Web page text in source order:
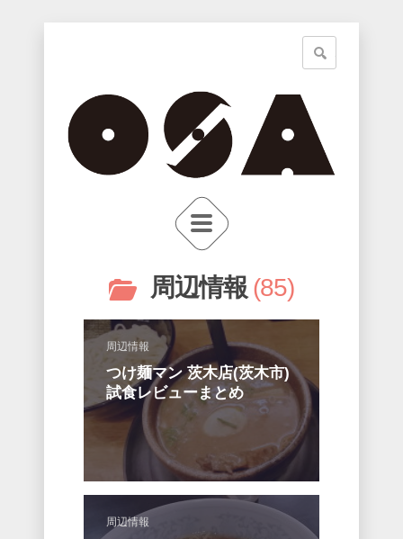
周辺情報 85
周辺情報
つけ麺マン 茨木店(茨木市)
試食レビューまとめ
周辺情報